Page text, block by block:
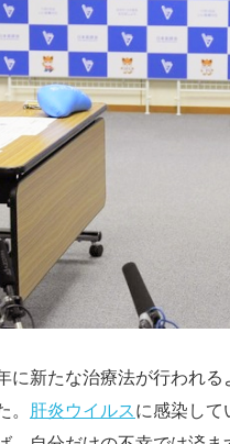
に新たな治療法が行われ
。
肝炎ウイルスに感染して